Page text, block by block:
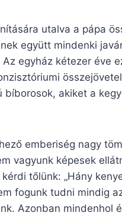
utalva a pápa
együtt mindenki
egyház kétezer éve
bíborosok, akiket a
emberiség nagy
vagyunk képesek
tőlünk: „Hány
fogunk tudni mindig
Azonban mindenhol